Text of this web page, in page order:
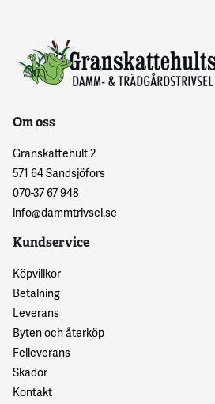
Om oss
Granskattehult 2
571 64 Sandsjöfors
070-37 67 948
info@dammtrivsel.se
Kundservice
Köpvillkor
Betalning
Leverans
Byten och återköp
Felleverans
Skador
Kontakt